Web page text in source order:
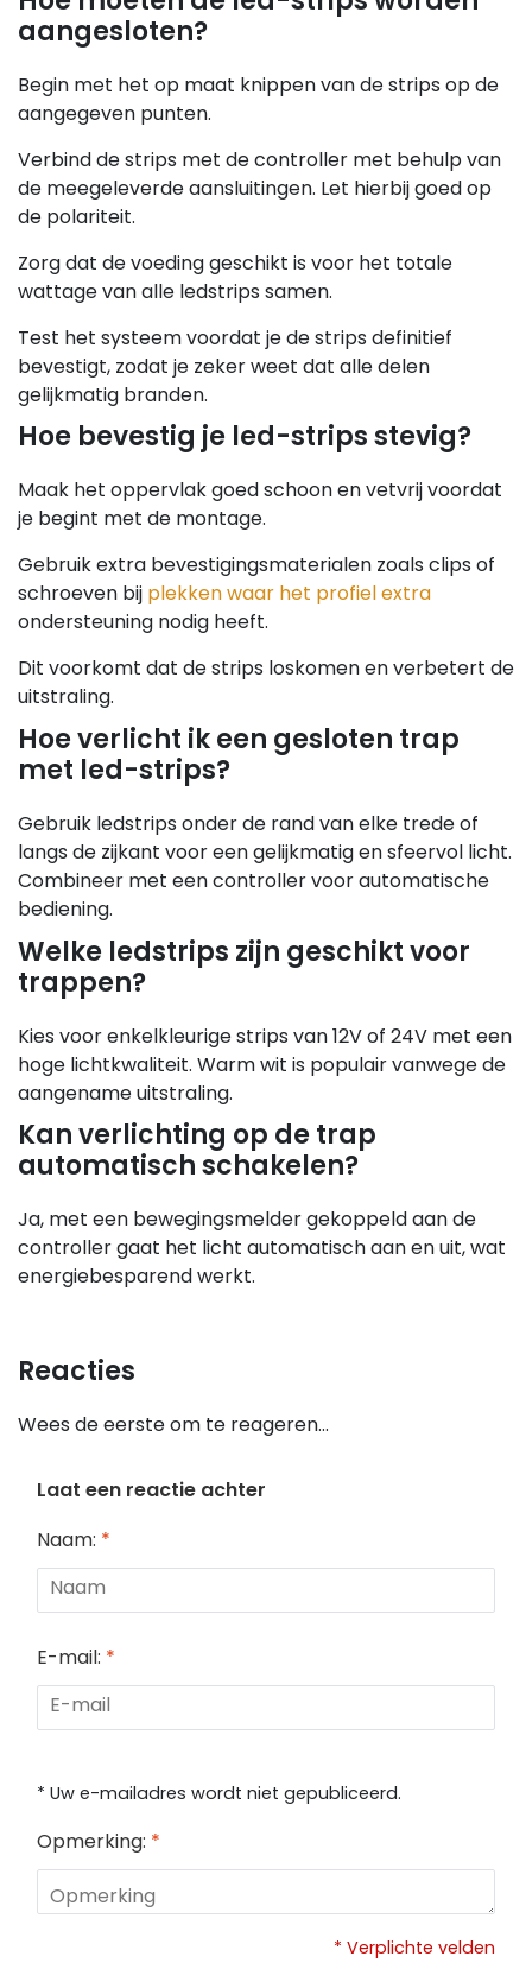
aangesloten?
Begin met het op maat knippen van de strips op de
aangegeven punten.
Verbind de strips met de controller met behulp van
de meegeleverde aansluitingen. Let hierbij goed op
de polariteit.
Zorg dat de voeding geschikt is voor het totale
wattage van alle ledstrips samen.
Test het systeem voordat je de strips definitief
bevestigt, zodat je zeker weet dat alle delen
gelijkmatig branden.
Hoe bevestig je led-strips stevig?
Maak het oppervlak goed schoon en vetvrij voordat
je begint met de montage.
Gebruik extra bevestigingsmaterialen zoals clips of
schroeven bij plekken waar het profiel extra
ondersteuning nodig heeft.
Dit voorkomt dat de strips loskomen en verbetert de
uitstraling.
Hoe verlicht ik een gesloten trap
met led-strips?
Gebruik ledstrips onder de rand van elke trede of
langs de zijkant voor een gelijkmatig en sfeervol licht.
Combineer met een controller voor automatische
bediening.
Welke ledstrips zijn geschikt voor
trappen?
Kies voor enkelkleurige strips van 12V of 24V met een
hoge lichtkwaliteit. Warm wit is populair vanwege de
aangename uitstraling.
Kan verlichting op de trap
automatisch schakelen?
Ja, met een bewegingsmelder gekoppeld aan de
controller gaat het licht automatisch aan en uit, wat
energiebesparend werkt.
Reacties
Wees de eerste om te reageren...
Laat een reactie achter
Naam: *
E-mail: *
* Uw e-mailadres wordt niet gepubliceerd.
Opmerking: *
* Verplichte velden